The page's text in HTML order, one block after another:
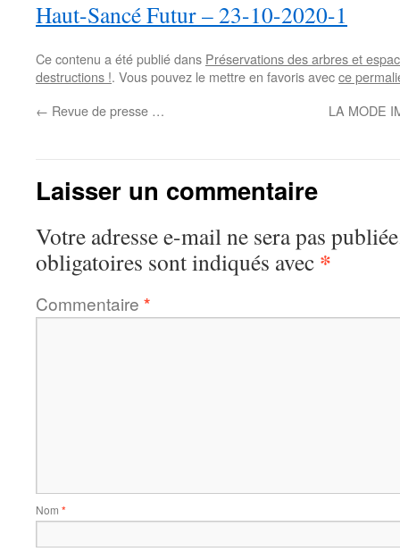
Haut-Sancé Futur – 23-10-2020-1
Ce contenu a été publié dans Préservations des arbres et
destructions !. Vous pouvez le mettre en favoris avecce
← Revue de presse … LA MODE
Laisser un commentaire
Votre adresse e-mail ne sera pas
obligatoires sont indiqués avec *
Commentaire *
Nom *